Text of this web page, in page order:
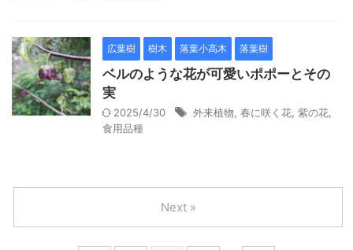
広葉樹 樹木 落葉小高木 落葉樹
ベルのような花が可愛いポポーとその
実
2025/4/30 外来植物 春に咲く花 紫の花
食用品種
Next »